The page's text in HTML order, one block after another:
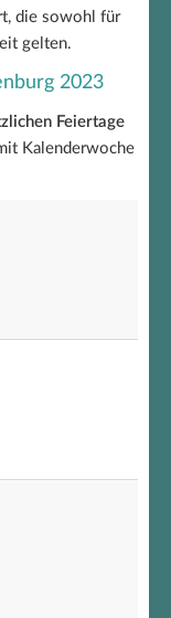
die sowohl für
gelten.
2023
Feiertage
Kalenderwoche